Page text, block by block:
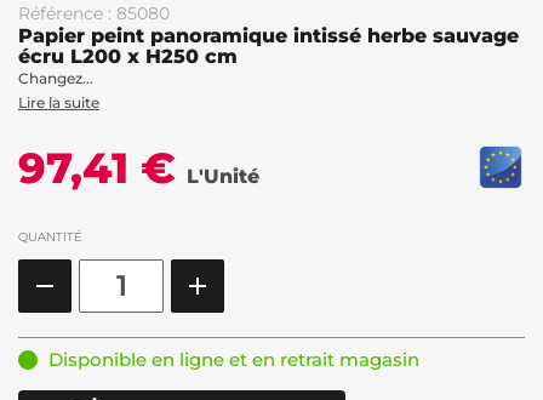
Référence : 85080
Papier peint panoramique intissé herbe sauvage
écru L200 x H250 cm
Changez...
Lire la suite
97,41 € L'Unité
QUANTITÉ
Disponible en ligne et en retrait magasin